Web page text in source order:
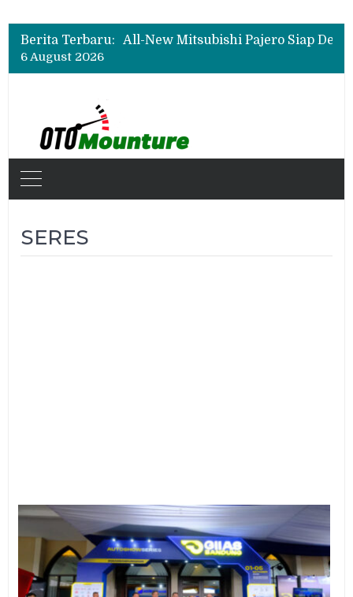
Berita Terbaru:
6 August 2026
SERES